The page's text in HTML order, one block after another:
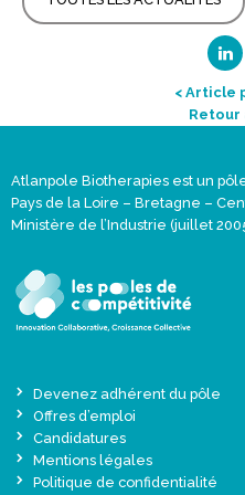
< Article
Retour
Atlanpole Biotherapies est un
Pays de la Loire – Bretagne –
Ministère de l’Industrie (juillet
Devenez adhérent du pôle
Offres d’emploi
Candidatures
Mentions légales
Politique de confidentialité